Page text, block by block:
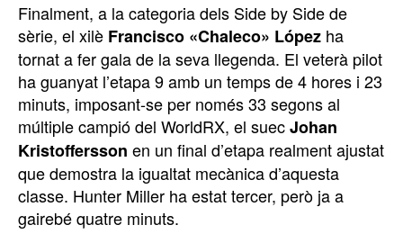
Finalment, a la categoria dels Side by Side de
sèrie, el xilè Francisco «Chaleco» López ha
tornat a fer gala de la seva llegenda. El veterà pilot
ha guanyat l’etapa 9 amb un temps de 4 hores i 23
minuts, imposant-se per només 33 segons al
múltiple campió del WorldRX, el suecJohan
Kristoffersson en un final d’etapa realment ajustat
que demostra la igualtat mecànica d’aquesta
classe. Hunter Miller ha estat tercer, però ja a
gairebé quatre minuts.